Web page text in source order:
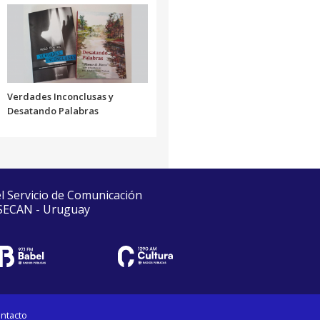
Verdades Inconclusas y
Desatando Palabras
de Comunicación
- Uruguay